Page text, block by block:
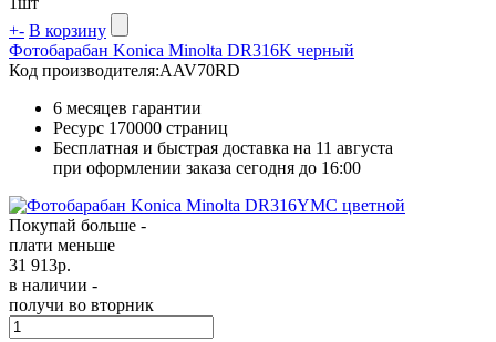
+- В корзину
Фотобарабан Konica Minolta DR316K черный
Код производителя:AAV70RD
6 месяцев гарантии
Ресурс 170000 страниц
Бесплатная и быстрая доставка на 11 августа
при оформлении заказа сегодня до 16:00
Покупай больше -
плати меньше
31 913р.
в наличии -
получи во вторник